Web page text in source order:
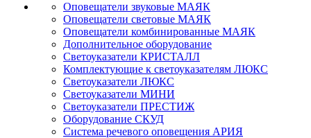
Оповещатели звуковые МАЯК
Оповещатели световые МАЯК
Оповещатели комбинированные МАЯК
Дополнительное оборудование
Светоуказатели КРИСТАЛЛ
Комплектующие к светоуказателям ЛЮКС
Светоуказатели ЛЮКС
Светоуказатели МИНИ
Светоуказатели ПРЕСТИЖ
Оборудование СКУД
Система речевого оповещения АРИЯ